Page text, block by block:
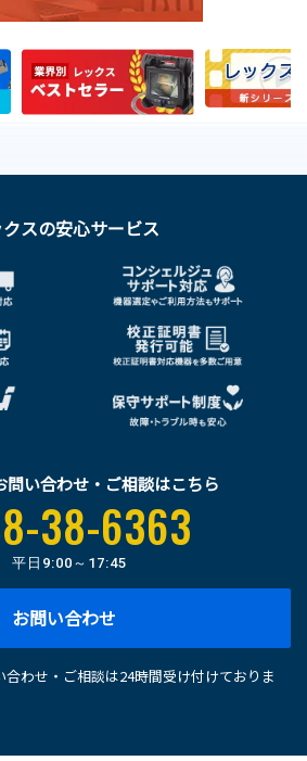
クスの安心サービス
問い合わせ・ご相談はこちら
38-6363
平日 9:00～17:45
お問い合わせ
わせ・ご相談は24時間受け付けておりま